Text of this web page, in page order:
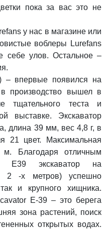
пока за вас это не
у нас в магазине или
воблеры Lurefans
себе улов. Остальное –
– впервые появился на
производство вышел в
тщательного теста и
выставке. Экскаватор
длина 39 мм, вес 4,8 г, в
21 цвет. Максимальная
Благодаря отличным
E39 экскаватор на
2 -х метров) успешно
и крупного хищника.
E-39 – это берега
зона растений, поиск
открытых водах.